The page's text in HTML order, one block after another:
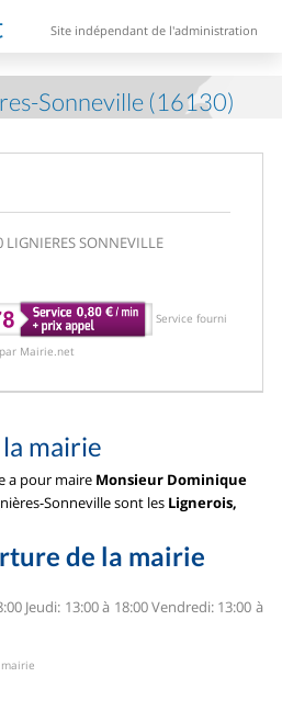
Site indépendant de l'administration
Sonneville (16130)
LIGNIERES SONNEVILLE
Service fourni
par Mairie.net
mairie
a pour maire Monsieur Dominique
Sonneville sont les Lignerois,
de la mairie
Jeudi: 13:00 à 18:00Vendredi: 13:00 à